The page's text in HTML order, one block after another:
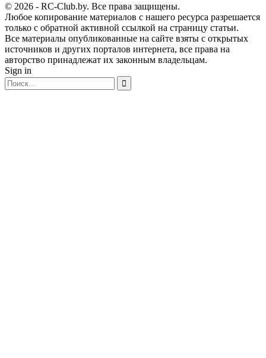
© 2026 - RC-Club.by. Все права защищены.
Любое копирование материалов с нашего ресурса разрешается
только с обратной активной ссылкой на страницу статьи.
Все материалы опубликованные на сайте взяты с открытых
источников и других порталов интернета, все права на
авторство принадлежат их законным владельцам.
Sign in